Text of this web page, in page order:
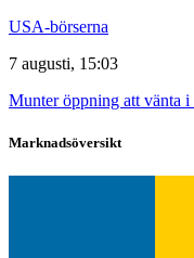
USA-börserna
7 augusti, 15:03
Munter öppning att vänta
Marknadsöversikt